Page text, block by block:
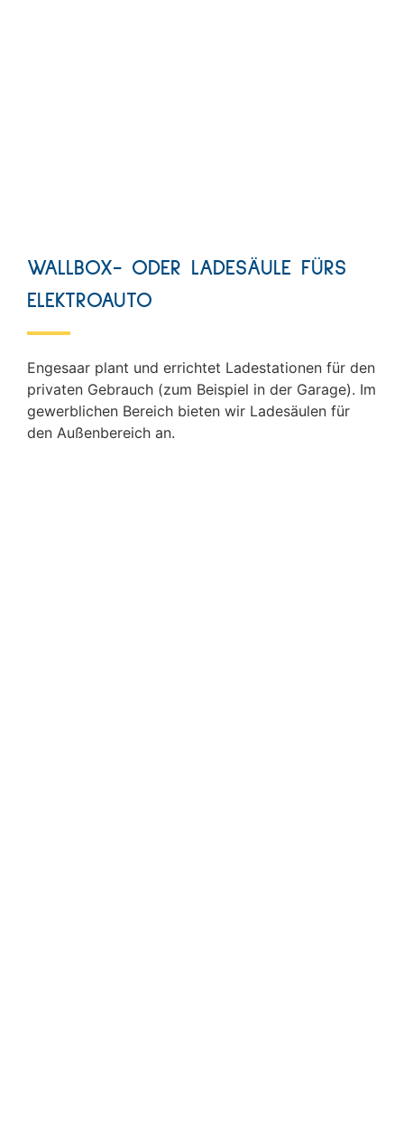
WALLBOX- ODER LADESÄULE FÜRS
ELEKTROAUTO
Engesaar plant und errichtet Ladestationen für den
privaten Gebrauch (zum Beispiel in der Garage). Im
gewerblichen Bereich bieten wir Ladesäulen für
den Außenbereich an.